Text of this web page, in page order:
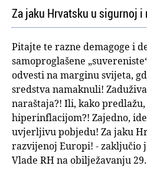
Za jaku Hrvatsku u sigurnoj
Pitajte te razne demagoge i
samoproglašene
odvesti na marginu svijeta,
sredstva namaknuli!
naraštaja?! Ili, kako
hiperinflacijom?! Zajedno,
uvjerljivu pobjedu! Za jaku
razvijenoj Europi! - zaključio
Vlade RH na obilježavanju